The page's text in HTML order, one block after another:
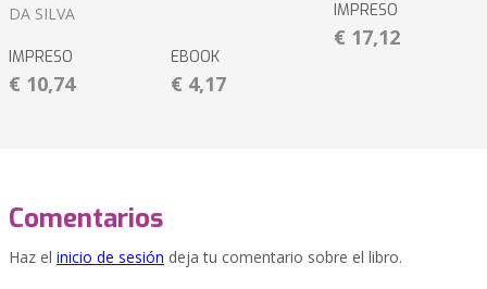
DA SILVA
IMPRESO
€ 10,74
EBOOK
€ 4,17
IMPRESO
€ 17,12
Comentarios
Haz el inicio de sesión deja tu comentario sobre el libro.